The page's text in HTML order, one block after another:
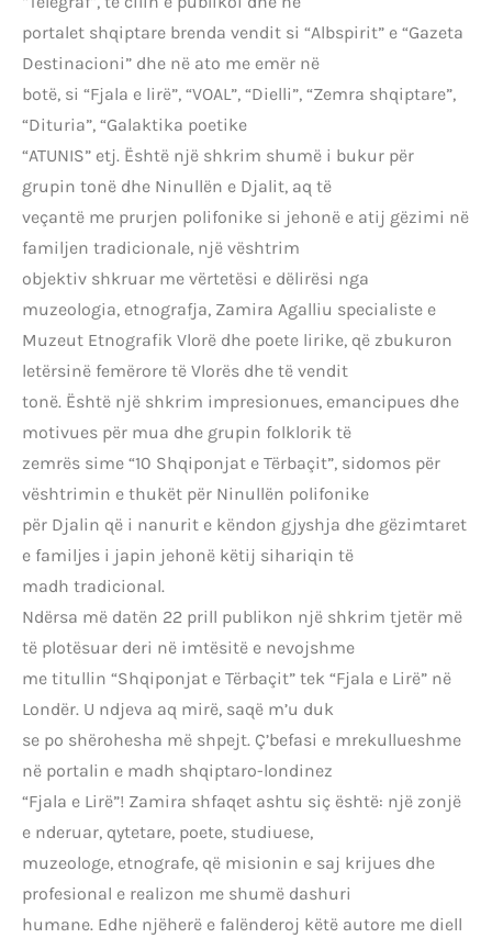
portalet shqiptare brenda vendit si “Albspirit” e “Gazeta
Destinacioni” dhe në ato me emër në
botë, si “Fjala e lirë”, “VOAL”, “Dielli”, “Zemra shqiptare”,
“Dituria”, “Galaktika poetike
“ATUNIS” etj. Është një shkrim shumë i bukur për
grupin tonë dhe Ninullën e Djalit, aq të
veçantë me prurjen polifonike si jehonë e atij gëzimi në
familjen tradicionale, një vështrim
objektiv shkruar me vërtetësi e dëlirësi nga
muzeologia, etnografja, Zamira Agalliu specialiste e
Muzeut Etnografik Vlorë dhe poete lirike, që zbukuron
letërsinë femërore të Vlorës dhe të vendit
tonë. Është një shkrim impresionues, emancipues dhe
motivues për mua dhe grupin folklorik të
zemrës sime “10 Shqiponjat e Tërbaçit”, sidomos për
vështrimin e thukët për Ninullën polifonike
për Djalin që i nanurit e këndon gjyshja dhe gëzimtaret
e familjes i japin jehonë këtij sihariqin të
madh tradicional.
Ndërsa më datën 22 prill publikon një shkrim tjetër më
të plotësuar deri në imtësitë e nevojshme
me titullin “Shqiponjat e Tërbaçit” tek “Fjala e Lirë” në
Londër. U ndjeva aq mirë, saqë m’u duk
se po shërohesha më shpejt. Ç’befasi e mrekullueshme
në portalin e madh shqiptaro-londinez
“Fjala e Lirë”! Zamira shfaqet ashtu siç është: një zonjë
e nderuar, qytetare, poete, studiuese,
muzeologe, etnografe, që misionin e saj krijues dhe
profesional e realizon me shumë dashuri
humane. Edhe njëherë e falënderoj këtë autore me diell